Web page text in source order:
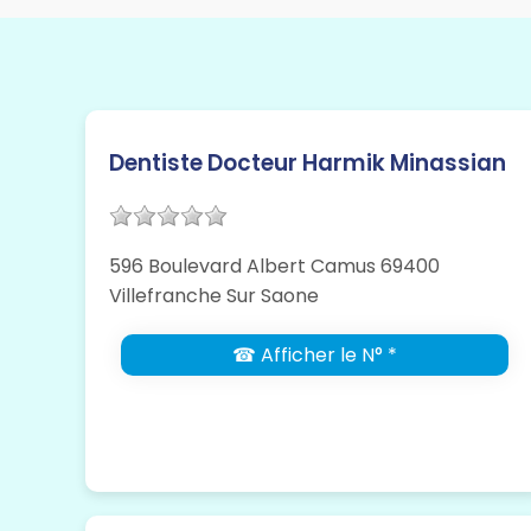
Dentiste Docteur Harmik Minassian
596 Boulevard Albert Camus 69400
Villefranche Sur Saone
☎ Afficher le N° *